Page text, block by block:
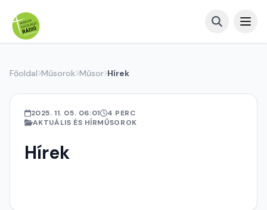
Főoldal Műsorok Műsor Hírek
2025. 11. 05. 06:01
4 PERC
AKTUÁLIS ÉS HÍRMŰSOROK
Hírek